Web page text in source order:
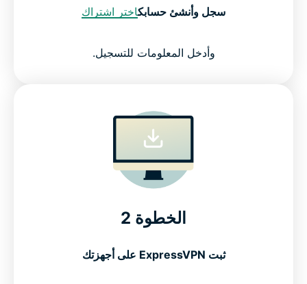
سجل وأنشئ حسابكاختر اشتراك
وأدخل المعلومات للتسجيل.
الخطوة 2
ثبت ExpressVPN على أجهزتك